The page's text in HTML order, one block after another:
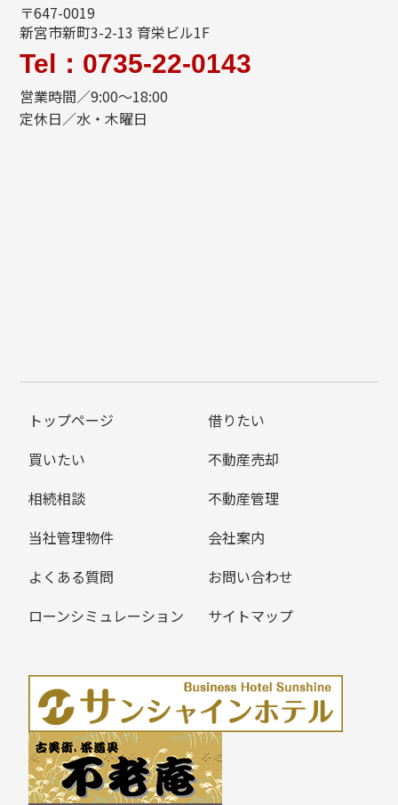
〒647-0019
新宮市新町3-2-13 育栄ビル1F
Tel：0735-22-0143
営業時間／9:00～18:00
定休日／水・木曜日
トップページ
借りたい
買いたい
不動産売却
相続相談
不動産管理
当社管理物件
会社案内
よくある質問
お問い合わせ
ローンシミュレーション
サイトマップ